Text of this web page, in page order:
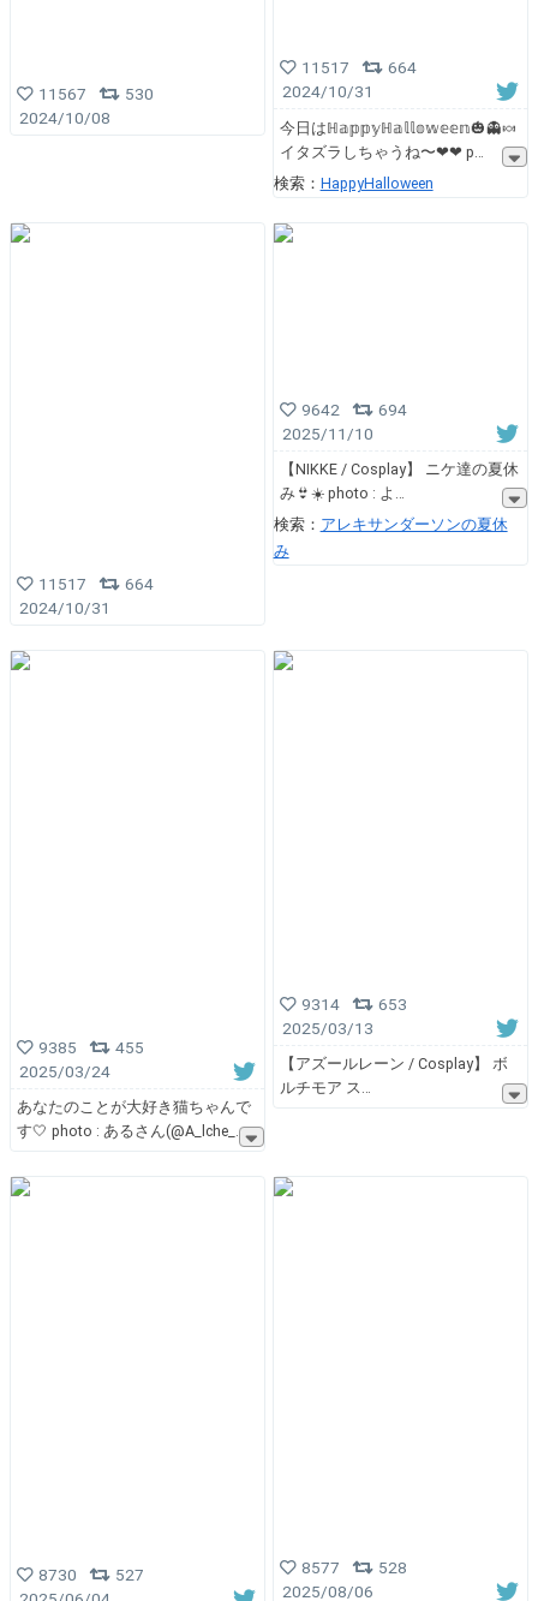
11567
530
2024/10/08
11517
664
2024/10/31
今日はℍ𝕒𝕡𝕡𝕪ℍ𝕒𝕝𝕝𝕠𝕨𝕖𝕖𝕟🎃👻🍬
イタズラしちゃうね︎〜❤︎︎❤︎ p
検索： HappyHalloween
11517
664
2024/10/31
9642
694
2025/11/10
【NIKKE / Cosplay】 ニケ達の夏休
み👙☀️ photo : よ
検索： アレキサンダーソンの夏休
み
9385
455
2025/03/24
あなたのことが大好き猫ちゃんで
す🤍 photo : あるさん(@A_lche_
9314
653
2025/03/13
【アズールレーン / Cosplay】 ボ
ルチモア ス
8730
527
8577
528
2025/08/06